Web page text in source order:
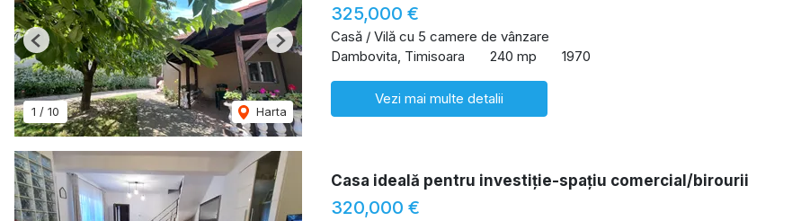
1 / 10 Harta
Previous Next
325,000 €
Casă / Vilă cu 5 camere de vânzare
Dambovita, Timisoara
240 mp 1970
Vezi mai multe detalii
Casa ideală pentru investiție-spațiu comercial/birourii
320,000 €